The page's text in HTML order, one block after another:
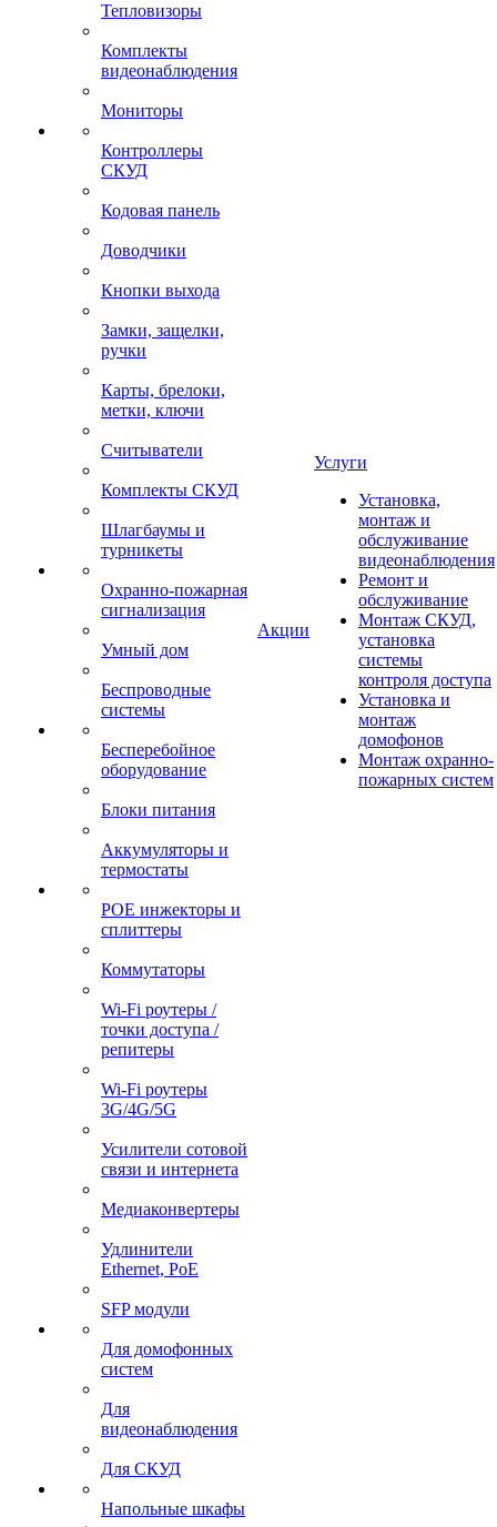
Тепловизоры
Комплекты
видеонаблюдения
Мониторы
Контроллеры
СКУД
Кодовая панель
Доводчики
Кнопки выхода
Замки, защелки,
ручки
Карты, брелоки,
метки, ключи
Считыватели
Комплекты СКУД
Шлагбаумы и
турникеты
Охранно-пожарная
сигнализация
Умный дом
Беспроводные
системы
Бесперебойное
оборудование
Блоки питания
Аккумуляторы и
термостаты
POE инжекторы и
сплиттеры
Коммутаторы
Wi-Fi роутеры /
точки доступа /
репитеры
Wi-Fi роутеры
3G/4G/5G
Усилители сотовой
связи и интернета
Медиаконвертеры
Удлинители
Ethernet, PoE
SFP модули
Для домофонных
систем
Для
видеонаблюдения
Для СКУД
Напольные шкафы
Акции
Услуги
Установка,
монтаж и
обслуживание
видеонаблюдения
Ремонт и
обслуживание
Монтаж СКУД,
установка
системы
контроля доступа
Установка и
монтаж
домофонов
Монтаж охранно-
пожарных систем